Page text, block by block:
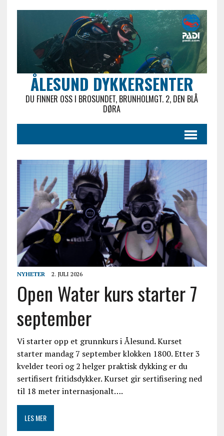
ÅLESUND DYKKERSENTER
DU FINNER OSS I BROSUNDET, BRUNHOLMGT. 2, DEN BLÅ
DØRA
NYHETER 2. JULI 2026
Open Water kurs starter 7
september
Vi starter opp et grunnkurs i Ålesund. Kurset
starter mandag 7 september klokken 1800. Etter 3
kvelder teori og 2 helger praktisk dykking er du
sertifisert fritidsdykker. Kurset gir sertifisering ned
til 18 meter internasjonalt….
LES MER